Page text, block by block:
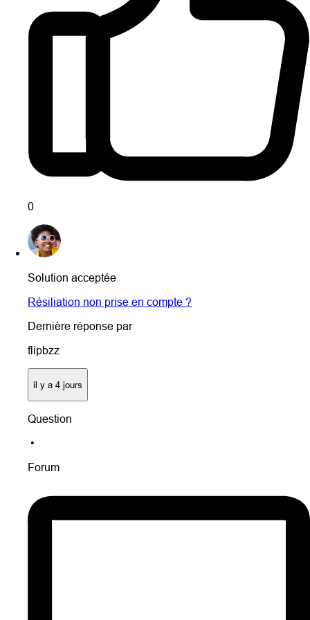
0
Solution acceptée
Résiliation non prise en compte ?
Dernière réponse par
flipbzz
il y a 4 jours
Question
•
Forum